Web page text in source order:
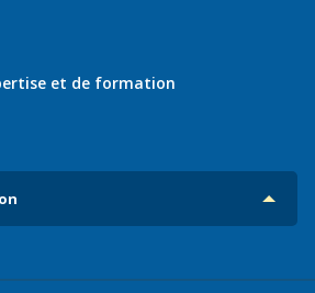
et de formation